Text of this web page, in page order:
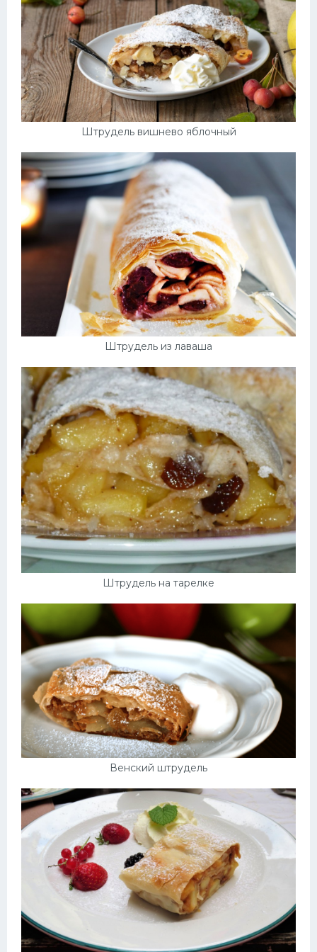
Штрудель вишнево яблочный
Штрудель из лаваша
Штрудель на тарелке
Венский штрудель